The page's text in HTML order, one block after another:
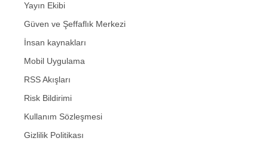
Yayın Ekibi
Güven ve Şeffaflık Merkezi
İnsan kaynakları
Mobil Uygulama
RSS Akışları
Risk Bildirimi
Kullanım Sözleşmesi
Gizlilik Politikası